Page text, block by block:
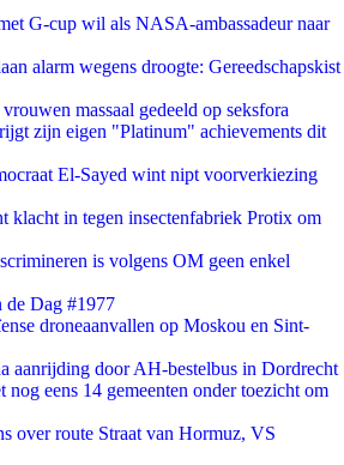
G-cup wil als NASA-ambassadeur naar
alarm wegens droogte: Gereedschapskist
massaal gedeeld op seksfora
zijn eigen "Platinum" achievements dit
El-Sayed wint nipt voorverkiezing
klacht in tegen insectenfabriek Protix om
is volgens OM geen enkel
de Dag #1977
droneaanvallen op Moskou en Sint-
aanrijding door AH-bestelbus in Dordrecht
nog eens 14 gemeenten onder toezicht om
over route Straat van Hormuz, VS